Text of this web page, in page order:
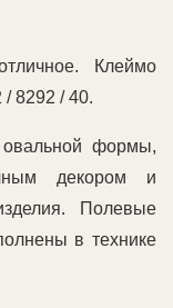
Клеймо
8292 / 40.
формы,
декором и
Полевые
в технике